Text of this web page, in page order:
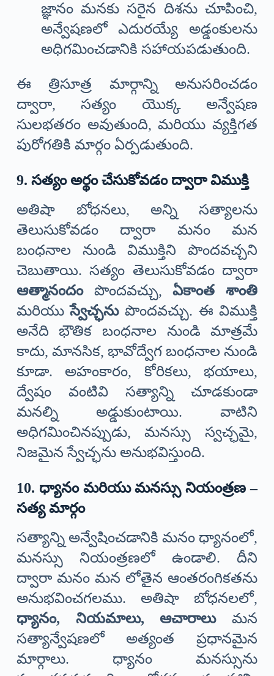
జ్ఞానం మనకు సరైన దిశను చూపించి,
అన్వేషణలో ఎదురయ్యే అడ్డంకులను
అధిగమించడానికి సహాయపడుతుంది.
ఈ త్రిసూత్ర మార్గాన్ని అనుసరించడం
ద్వారా, సత్యం యొక్క అన్వేషణ
సులభతరం అవుతుంది, మరియు వ్యక్తిగత
పురోగతికి మార్గం ఏర్పడుతుంది.
9. సత్యం అర్థం చేసుకోవడం ద్వారా విముక్తి
అతిషా బోధనలు, అన్ని సత్యాలను
తెలుసుకోవడం ద్వారా మనం మన
బంధనాల నుండి విముక్తిని పొందవచ్చని
చెబుతాయి. సత్యం తెలుసుకోవడం ద్వారా
ఆత్మానందంపొందవచ్చు,ఏకాంత శాంతి
మరియుస్వేచ్ఛనుపొందవచ్చు. ఈ విముక్తి
అనేది భౌతిక బంధనాల నుండి మాత్రమే
కాదు, మానసిక, భావోద్వేగ బంధనాల నుండి
కూడా. అహంకారం, కోరికలు, భయాలు,
ద్వేషం వంటివి సత్యాన్ని చూడకుండా
మనల్ని అడ్డుకుంటాయి. వాటిని
అధిగమించినప్పుడు, మనస్సు స్వచ్ఛమై,
నిజమైన స్వేచ్ఛను అనుభవిస్తుంది.
10. ధ్యానం మరియు మనస్సు నియంత్రణ –
సత్య మార్గం
సత్యాన్ని అన్వేషించడానికి మనం ధ్యానంలో,
మనస్సు నియంత్రణలో ఉండాలి. దీని
ద్వారా మనం మన లోతైన ఆంతరంగికతను
అనుభవించగలము. అతిషా బోధనలలో,
ధ్యానం, నియమాలు, ఆచారాలుమన
సత్యాన్వేషణలో అత్యంత ప్రధానమైన
మార్గాలు. ధ్యానం మనస్సును